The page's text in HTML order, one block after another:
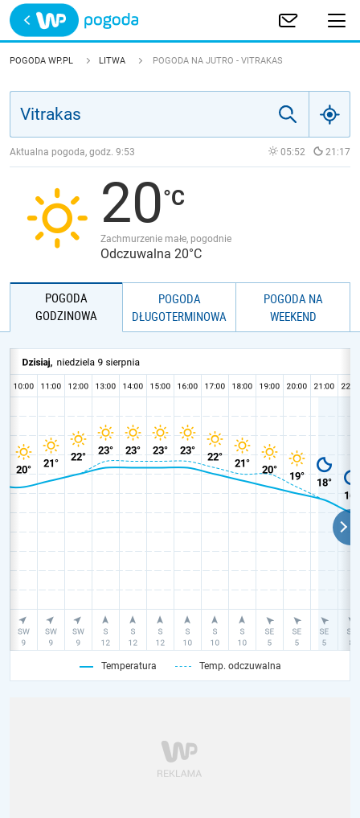
Trwa ładowanie
POLSKA
JAKOŚĆ POWIETRZA
POGODA WP.PL LITWA POGODA NA JUTRO - VITRAKAS
Aktualna pogoda, godz. 9:53 05:52 21:17
20
Zachmurzenie małe, pogodnie
Odczuwalna 20°C
POGODA
GODZINOWA
POGODA
DŁUGOTERMINOWA
POGODA NA
WEEKEND
Temperatura Temp. odczuwalna